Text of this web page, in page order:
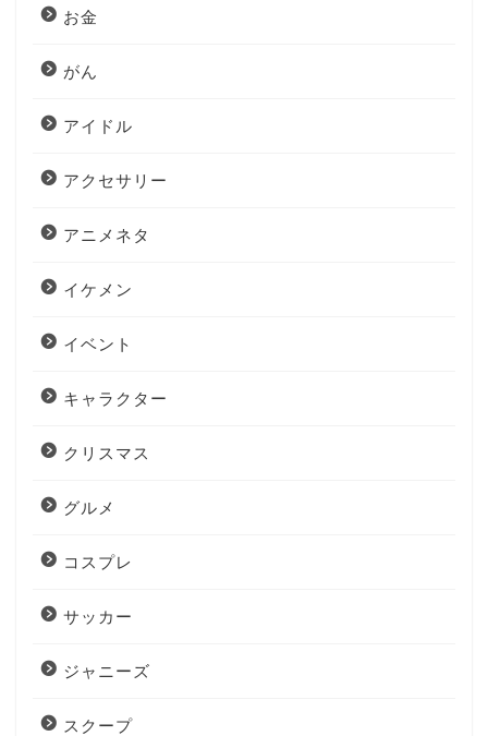
お金
がん
アイドル
アクセサリー
アニメネタ
イケメン
イベント
キャラクター
クリスマス
グルメ
コスプレ
サッカー
ジャニーズ
スクープ